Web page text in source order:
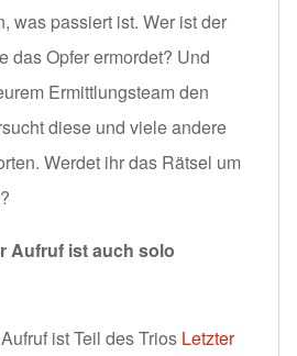
was passiert ist. Wer ist der
das Opfer ermordet? Und
Ermittlungsteam den
diese und viele andere
Werdet ihr das Rätsel um
Aufruf ist auch solo
ist Teil des Trios Letzter